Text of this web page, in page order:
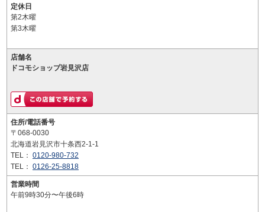
定休日
第2木曜
第3木曜
店舗名
ドコモショップ岩見沢店
住所/電話番号
〒068-0030
北海道岩見沢市十条西2-1-1
TEL： 0120-980-732
TEL： 0126-25-8818
営業時間
午前9時30分〜午後6時